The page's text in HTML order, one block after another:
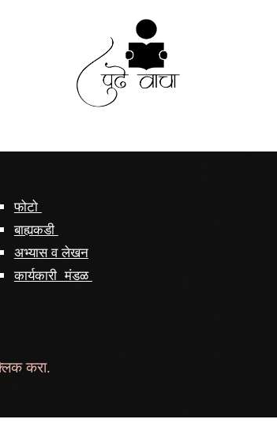
फोटो
बाह्यकडी
अभ्यास व लेखन
कार्यकारी मंडळ
करा.